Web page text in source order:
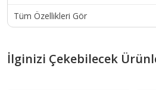
Tüm Özellikleri Gör
İlginizi Çekebilecek